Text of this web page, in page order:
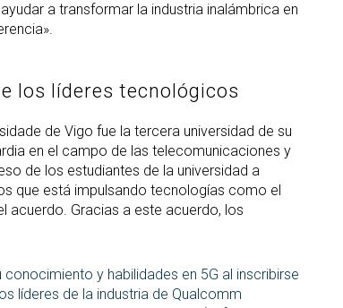
a transformar la industria inalámbrica en
los líderes tecnológicos
de Vigo fue la tercera universidad de su
en el campo de las telecomunicaciones y
de los estudiantes de la universidad a
que está impulsando tecnologías como el
acuerdo. Gracias a este acuerdo, los
y habilidades en 5G al inscribirse
líderes de la industria de Qualcomm